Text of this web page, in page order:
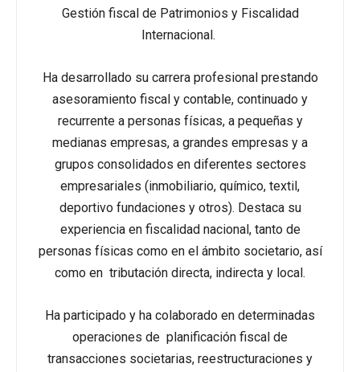
Gestión fiscal de Patrimonios y Fiscalidad
Internacional.
Ha desarrollado su carrera profesional prestando
asesoramiento fiscal y contable, continuado y
recurrente a personas físicas, a pequeñas y
medianas empresas, a grandes empresas y a
grupos consolidados en diferentes sectores
empresariales (inmobiliario, químico, textil,
deportivo fundaciones y otros). Destaca su
experiencia en fiscalidad nacional, tanto de
personas físicas como en el ámbito societario, así
como en tributación directa, indirecta y local.
Ha participado y ha colaborado en determinadas
operaciones de planificación fiscal de
transacciones societarias, reestructuraciones y